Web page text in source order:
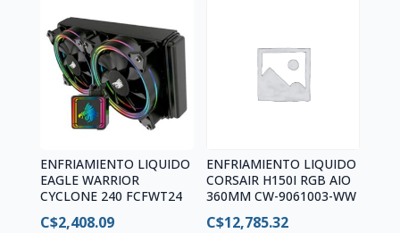
ENFRIAMIENTO LIQUIDO
EAGLE WARRIOR
CYCLONE 240 FCFWT24
C$2,408.09
ENFRIAMIENTO LIQUIDO
CORSAIR H150I RGB AIO
360MM CW-9061003-WW
C$12,785.32